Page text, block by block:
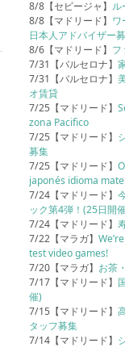
8/8【セビージャ】ル
8/8【マドリード】 ワ
日本人アドバイザー
8/6【マドリード】 フ
7/31【バルセロナ】
7/31【バルセロナ】
オ賃貸
7/25【マドリード】
zona Pacifico
7/25【マドリード】
募集
7/25【マドリード】
japonés idioma
7/24【マドリード】
ック第4弾！(25日開
7/24【マドリード】
7/22【マラガ】
test video games!
7/20【マラガ】 お茶
7/17【マドリード】
催)
7/15【マドリード】
タッフ募集
7/14【マドリード】